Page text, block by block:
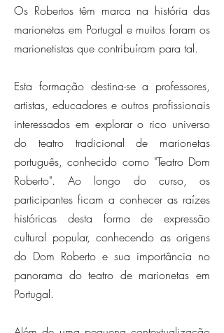
Os Robertos têm marca na história das
marionetas em Portugal e muitos foram os
marionetistas que contribuíram para tal.
Esta formação destina-se a professores,
artistas, educadores e outros profissionais
interessados em explorar o rico universo
do teatro tradicional de marionetas
português, conhecido como "Teatro Dom
Roberto". Ao longo do curso, os
participantes ficam a conhecer as raízes
históricas desta forma de expressão
cultural popular, conhecendo as origens
do Dom Roberto e sua importância no
panorama do teatro de marionetas em
Portugal.